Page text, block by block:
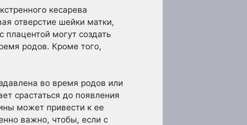
кесарева
отверстие шейки матки,
могут создать
родов. Кроме того,
во время родов или
срастаться до появления
может привести к ее
важно, чтобы, если с